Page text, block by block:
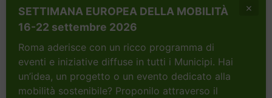
SETTIMANA EUROPEA DELLA MOBILITÀ
16-22 settembre 2026
Roma aderisce con un ricco programma di
eventi e iniziative diffuse in tutti i Municipi. Hai
un’idea, un progetto o un evento dedicato alla
mobilità sostenibile? Proponilo attraverso il
×